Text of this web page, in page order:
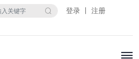
登录 丨 注册